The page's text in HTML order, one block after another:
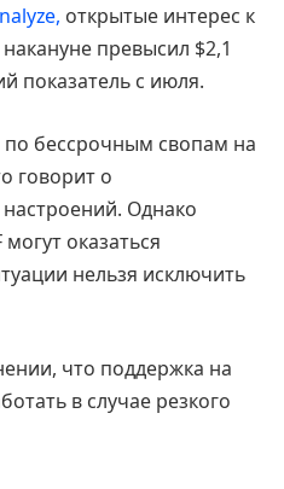
открытые интерес к
превысил $2,1
показатель с июля.
бессрочным свопам на
говорит о
Однако
оказаться
нельзя исключить
что поддержка на
в случае резкого